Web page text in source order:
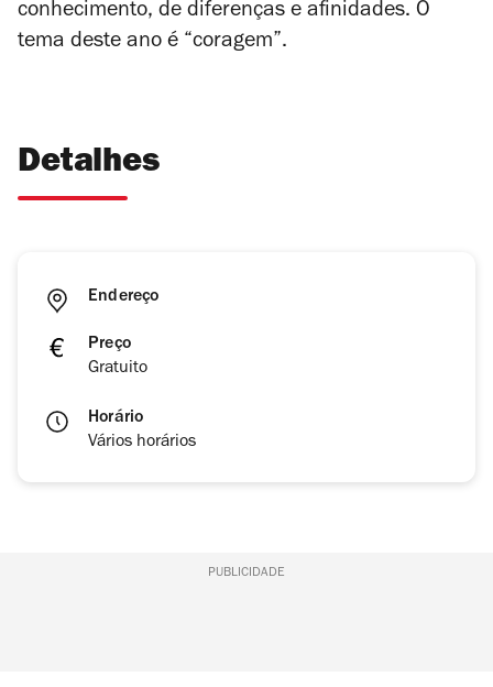
conhecimento, de diferenças e afinidades. O
tema deste ano é “coragem”.
Detalhes
Endereço
Preço
Gratuito
Horário
Vários horários
PUBLICIDADE